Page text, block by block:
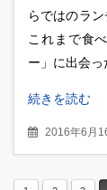
らではのラ
これまで食
ー」に出会
続きを読む
2016年6月